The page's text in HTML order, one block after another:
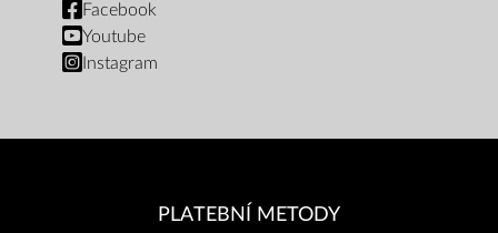
Facebook
Youtube
Instagram
PLATEBNÍ METODY